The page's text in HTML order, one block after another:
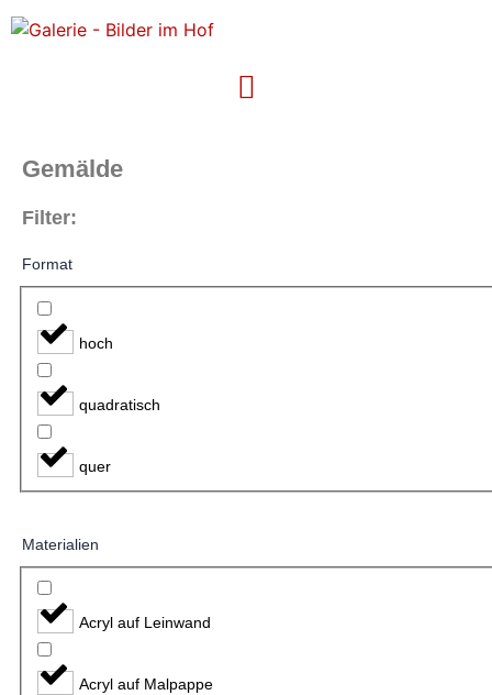
Gemälde
Filter:
Format
hoch
quadratisch
quer
Materialien
Acryl auf Leinwand
Acryl auf Malpappe